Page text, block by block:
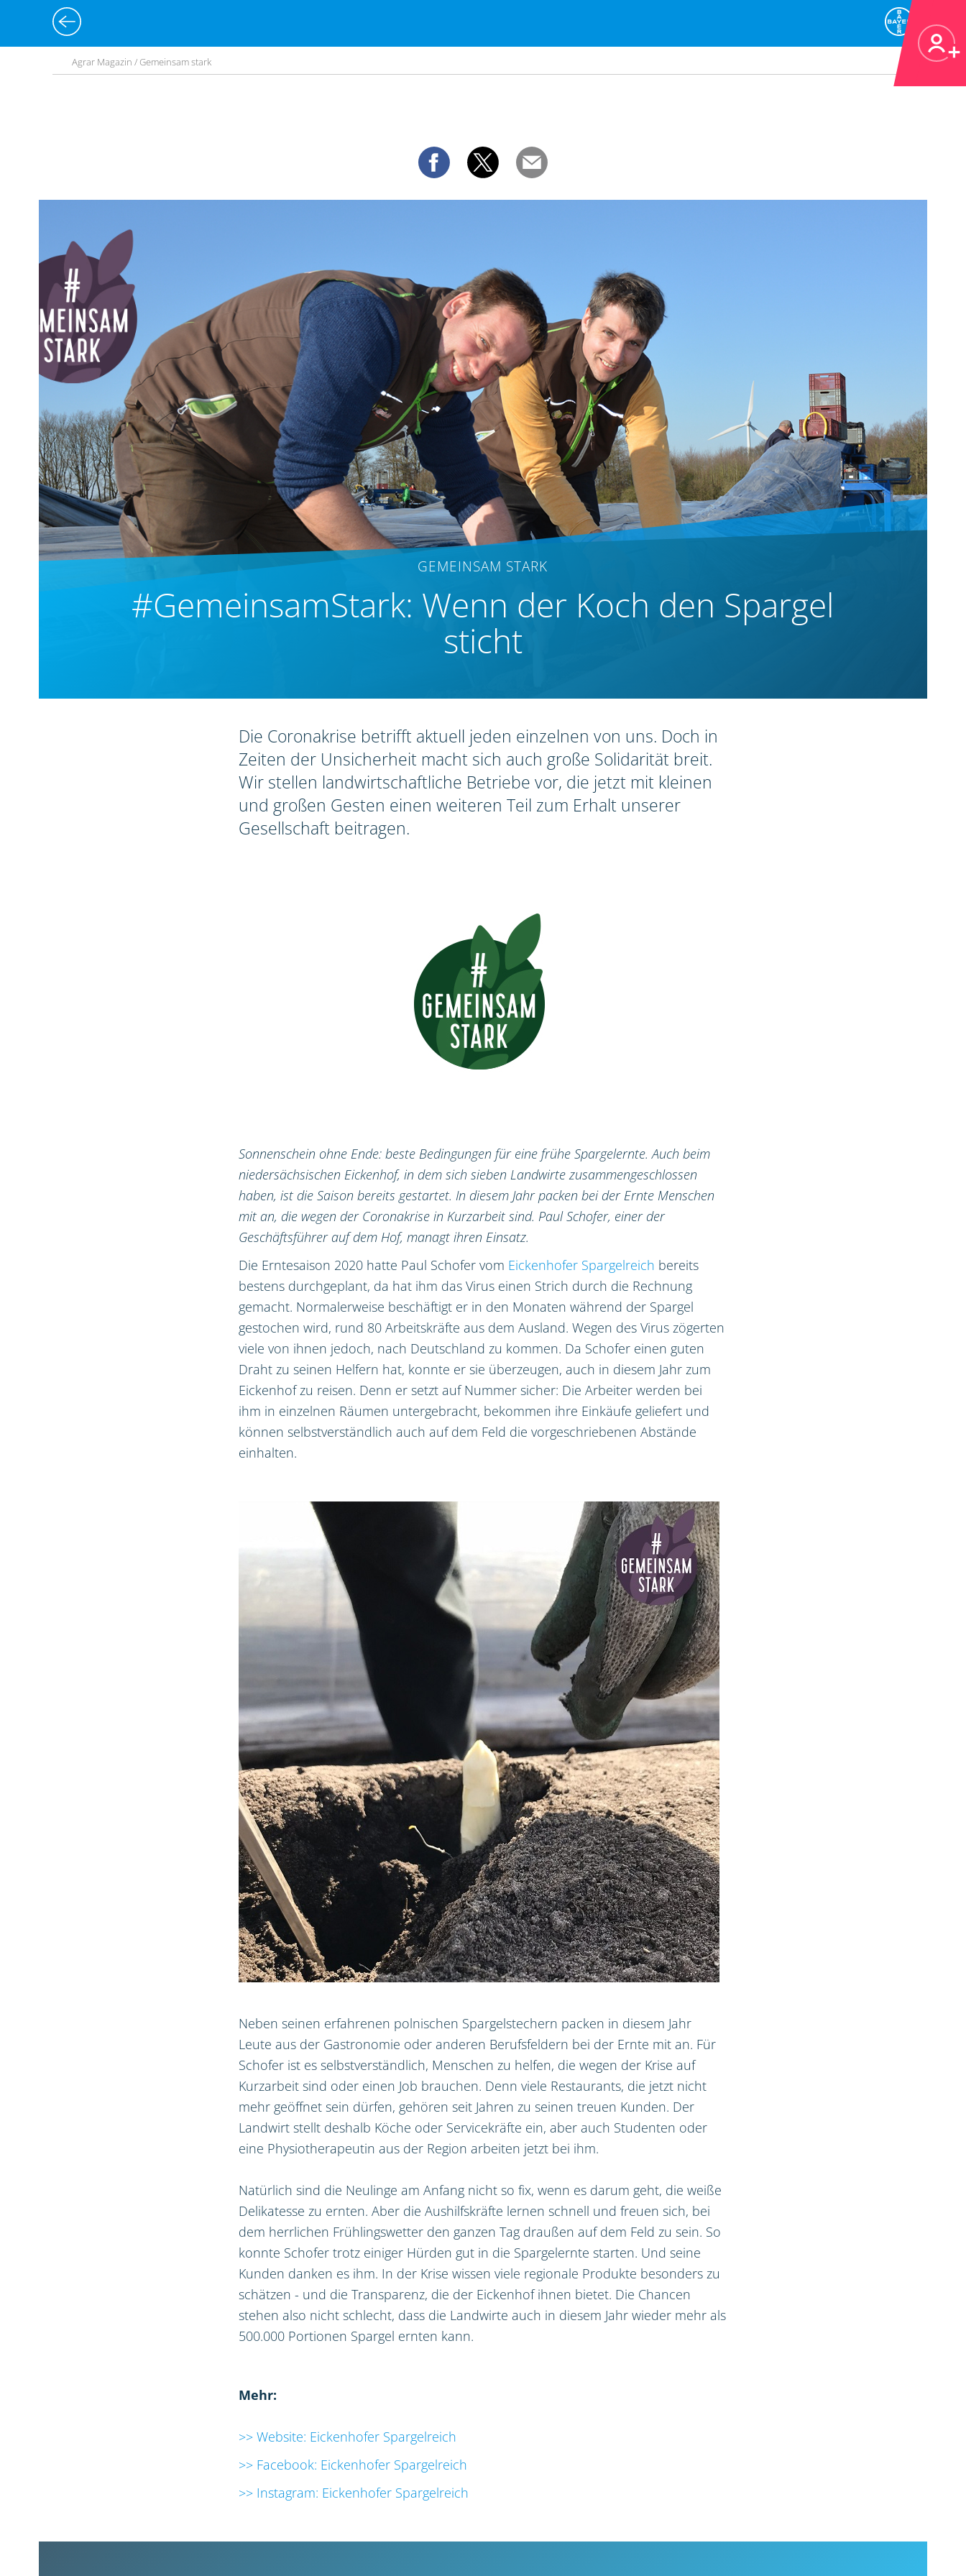
Agrar Magazin / Gemeinsam stark
GEMEINSAM STARK
#GemeinsamStark: Wenn der Koch den Spargel
sticht
Die Coronakrise betrifft aktuell jeden einzelnen von uns. Doch in
Zeiten der Unsicherheit macht sich auch große Solidarität breit.
Wir stellen landwirtschaftliche Betriebe vor, die jetzt mit kleinen
und großen Gesten einen weiteren Teil zum Erhalt unserer
Gesellschaft beitragen.
Sonnenschein ohne Ende: beste Bedingungen für eine frühe Spargelernte. Auch beim
niedersächsischen Eickenhof, in dem sich sieben Landwirte zusammengeschlossen
haben, ist die Saison bereits gestartet. In diesem Jahr packen bei der Ernte Menschen
mit an, die wegen der Coronakrise in Kurzarbeit sind. Paul Schofer, einer der
Geschäftsführer auf dem Hof, managt ihren Einsatz.
Die Erntesaison 2020 hatte Paul Schofer vom Eickenhofer Spargelreich bereits
bestens durchgeplant, da hat ihm das Virus einen Strich durch die Rechnung
gemacht. Normalerweise beschäftigt er in den Monaten während der Spargel
gestochen wird, rund 80 Arbeitskräfte aus dem Ausland. Wegen des Virus zögerten
viele von ihnen jedoch, nach Deutschland zu kommen. Da Schofer einen guten
Draht zu seinen Helfern hat, konnte er sie überzeugen, auch in diesem Jahr zum
Eickenhof zu reisen. Denn er setzt auf Nummer sicher: Die Arbeiter werden bei
ihm in einzelnen Räumen untergebracht, bekommen ihre Einkäufe geliefert und
können selbstverständlich auch auf dem Feld die vorgeschriebenen Abstände
einhalten.
Neben seinen erfahrenen polnischen Spargelstechern packen in diesem Jahr
Leute aus der Gastronomie oder anderen Berufsfeldern bei der Ernte mit an. Für
Schofer ist es selbstverständlich, Menschen zu helfen, die wegen der Krise auf
Kurzarbeit sind oder einen Job brauchen. Denn viele Restaurants, die jetzt nicht
mehr geöffnet sein dürfen, gehören seit Jahren zu seinen treuen Kunden. Der
Landwirt stellt deshalb Köche oder Servicekräfte ein, aber auch Studenten oder
eine Physiotherapeutin aus der Region arbeiten jetzt bei ihm.
Natürlich sind die Neulinge am Anfang nicht so fix, wenn es darum geht, die weiße
Delikatesse zu ernten. Aber die Aushilfskräfte lernen schnell und freuen sich, bei
dem herrlichen Frühlingswetter den ganzen Tag draußen auf dem Feld zu sein. So
konnte Schofer trotz einiger Hürden gut in die Spargelernte starten. Und seine
Kunden danken es ihm. In der Krise wissen viele regionale Produkte besonders zu
schätzen - und die Transparenz, die der Eickenhof ihnen bietet. Die Chancen
stehen also nicht schlecht, dass die Landwirte auch in diesem Jahr wieder mehr als
500.000 Portionen Spargel ernten kann.
Mehr:
>> Website: Eickenhofer Spargelreich
>> Facebook: Eickenhofer Spargelreich
>> Instagram: Eickenhofer Spargelreich